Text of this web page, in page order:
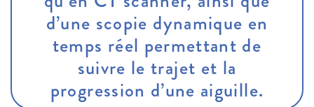
d’une scopie dynamique en
temps réel permettant de
suivre le trajet et la
progression d’une aiguille.